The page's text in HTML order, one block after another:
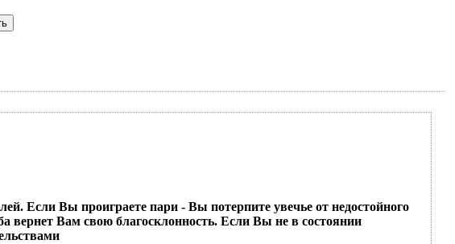
Если Вы проиграете пари - Вы потерпите увечье от недостойного
вернет Вам свою благосклонность. Если Вы не в состоянии